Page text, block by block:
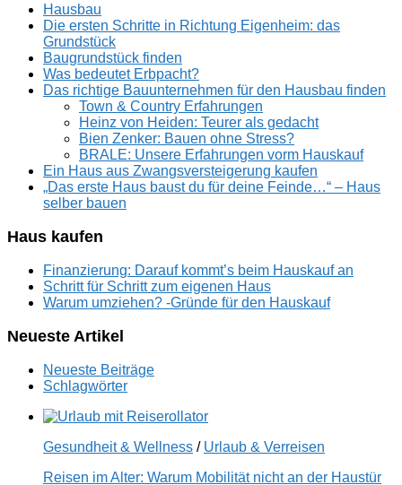
Hausbau
Die ersten Schritte in Richtung Eigenheim: das
Grundstück
Baugrundstück finden
Was bedeutet Erbpacht?
Das richtige Bauunternehmen für den Hausbau finden
Town & Country Erfahrungen
Heinz von Heiden: Teurer als gedacht
Bien Zenker: Bauen ohne Stress?
BRALE: Unsere Erfahrungen vorm Hauskauf
Ein Haus aus Zwangsversteigerung kaufen
„Das erste Haus baust du für deine Feinde…“ – Haus
selber bauen
Haus kaufen
Finanzierung: Darauf kommt’s beim Hauskauf an
Schritt für Schritt zum eigenen Haus
Warum umziehen? -Gründe für den Hauskauf
Neueste Artikel
Neueste Beiträge
Schlagwörter
Gesundheit & Wellness / Urlaub & Verreisen
Reisen im Alter: Warum Mobilität nicht an der Haustür